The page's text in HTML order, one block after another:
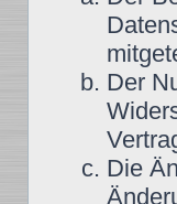
Der
Die